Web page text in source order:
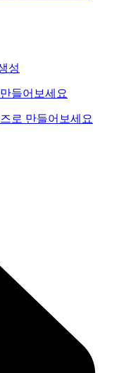
성
들어보세요
로 만들어보세요